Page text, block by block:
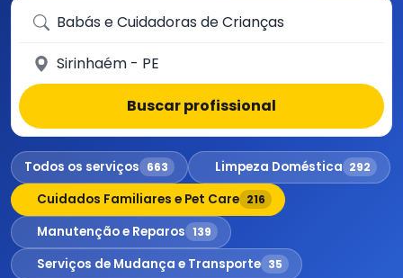
Que serviço você precisa?
Em qual cidade?
Buscar profissional
Todos os serviços 663 Limpeza Doméstica 292
Cuidados Familiares e Pet Care 216
Manutenção e Reparos 139
Serviços de Mudança e Transporte 35